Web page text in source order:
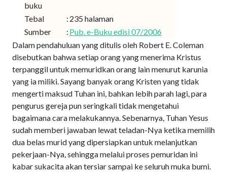
buku
Tebal : 235 halaman
Sumber
: Pub. e-Buku edisi 07/2006
Dalam pendahuluan yang ditulis oleh Robert E. Coleman
disebutkan bahwa setiap orang yang menerima Kristus
terpanggil untuk memuridkan orang lain menurut karunia
yang ia miliki. Sayang banyak orang Kristen yang tidak
mengerti maksud Tuhan ini, bahkan lebih parah lagi, para
pengurus gereja pun seringkali tidak mengetahui
bagaimana cara melakukannya. Sebenarnya, Tuhan Yesus
sudah memberi jawaban lewat teladan-Nya ketika memilih
dua belas murid yang dipersiapkan untuk melanjutkan
pekerjaan-Nya, sehingga melalui proses pemuridan ini
kabar sukacita akan tersiar sampai ke seluruh muka bumi.